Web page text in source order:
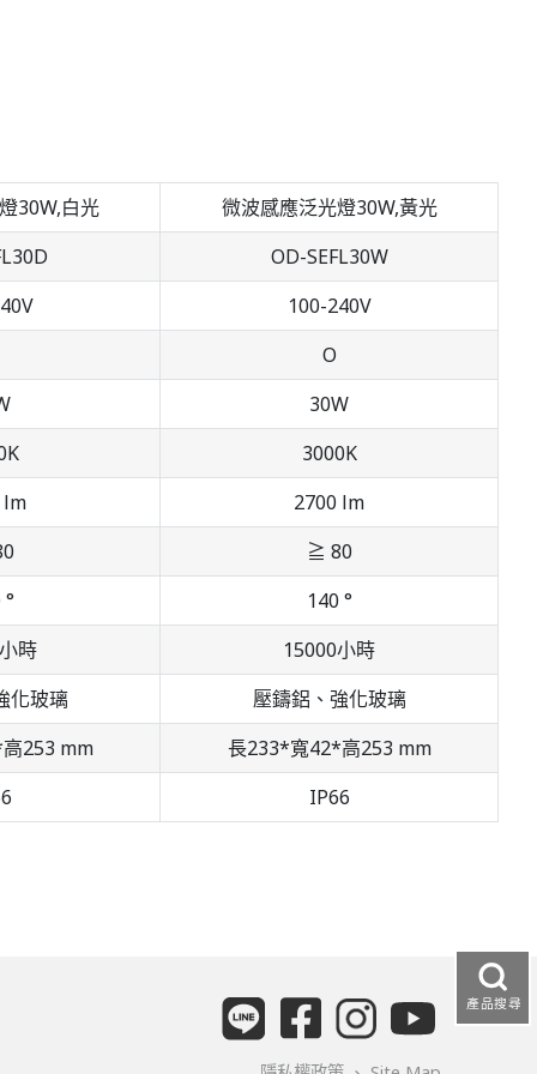
30W,白光
微波感應泛光燈30W,黃光
OD-SEFL30W
100-240V
O
30W
3000K
lm
2700 lm
≧ 80
140 °
時
15000小時
化玻璃
壓鑄鋁、強化玻璃
253 mm
長233*寬42*高253 mm
IP66
產品搜尋